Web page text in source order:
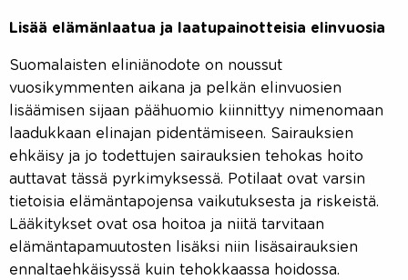
Lisää elämänlaatua ja laatupainotteisia elinvuosia
Suomalaisten eliniänodote on noussut
vuosikymmenten aikana ja pelkän elinvuosien
lisäämisen sijaan päähuomio kiinnittyy nimenomaan
laadukkaan elinajan pidentämiseen. Sairauksien
ehkäisy ja jo todettujen sairauksien tehokas hoito
auttavat tässä pyrkimyksessä. Potilaat ovat varsin
tietoisia elämäntapojensa vaikutuksesta ja riskeistä.
Lääkitykset ovat osa hoitoa ja niitä tarvitaan
elämäntapamuutosten lisäksi niin lisäsairauksien
ennaltaehkäisyssä kuin tehokkaassa hoidossa.